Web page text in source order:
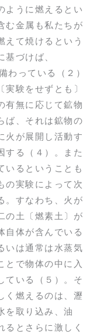
ように燃えるとい
む金属も私たちが
えて焼けるという
づけば、
わっている（２）
験をせずとも〕
有無に応じて鉱物
ば、それは鉱物の
火が展開し活動す
する（４）。また
いるということも
の実験によって次
。すなわち、火が
の土〔燃素土〕が
自体が含んでいる
いは通常は水蒸気
とで物体の中に入
ている（５）。そ
く燃えるのは、瀝
を取り込み、油
るとさらに激しく